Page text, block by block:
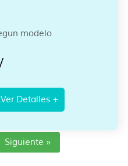
modelo
Ver Detalles +
Siguiente »